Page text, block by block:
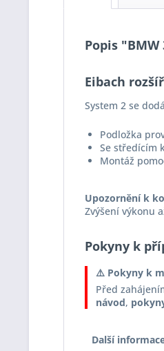
Popis "BMW
Eibach
System 2 se
Podložka
Se středícím
Montáž
Upozornění k
Zvýšení výkonu
Pokyny k
⚠️ Pokyny k
Před
návod,
Další